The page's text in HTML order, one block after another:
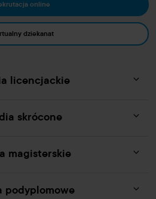
online
dziekanat
licencjackie
skrócone
magisterskie
podyplomowe